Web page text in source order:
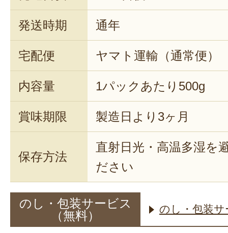
発送時期 通年
宅配便 ヤマト運輸（通常便）
内容量 1パックあたり500g
賞味期限 製造日より3ヶ月
保存方法
直射日光・高温多湿を
ださい
のし・包装サービス
（無料）
のし・包装